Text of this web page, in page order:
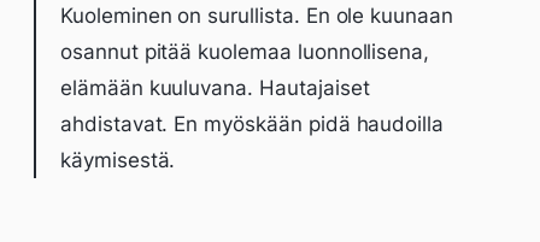
Kuoleminen on surullista. En ole kuunaan
osannut pitää kuolemaa luonnollisena,
elämään kuuluvana. Hautajaiset
ahdistavat. En myöskään pidä haudoilla
käymisestä.